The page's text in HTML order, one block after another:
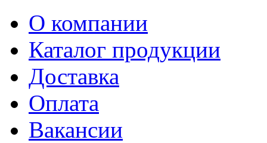
О компании
Каталог продукции
Доставка
Оплата
Вакансии